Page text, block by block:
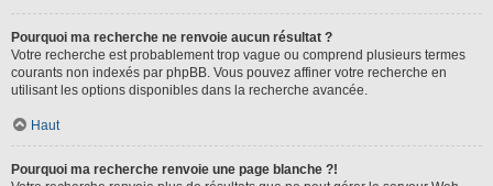
Pourquoi ma recherche ne renvoie aucun résultat ?
Votre recherche est probablement trop vague ou comprend plusieurs termes
courants non indexés par phpBB. Vous pouvez affiner votre recherche en
utilisant les options disponibles dans la recherche avancée.
Haut
Pourquoi ma recherche renvoie une page blanche ?!